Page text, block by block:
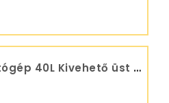
Dagasztógép 40L Kivehető üst RTS40MO